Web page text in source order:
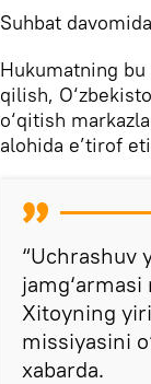
Suhbat
Hukumatning
qilish,
o‘qitish
alohida e’tirof
“Uchrashuv
Xitoyning
missiyasini
xabarda.